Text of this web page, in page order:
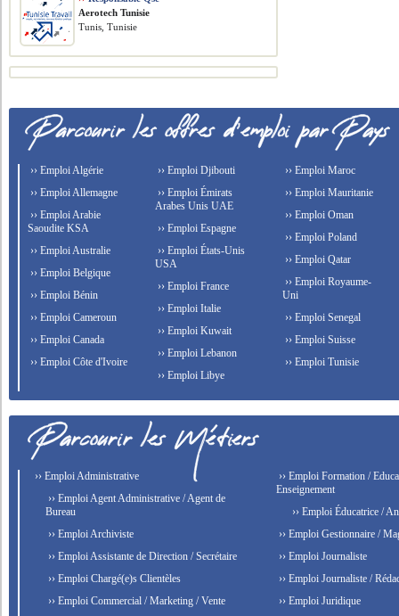
Aerotech Tunisie
Tunis, Tunisie
›› Emploi Algérie
›› Emploi Allemagne
›› Emploi Arabie
Saoudite KSA
›› Emploi Australie
›› Emploi Belgique
›› Emploi Bénin
›› Emploi Cameroun
›› Emploi Canada
›› Emploi Côte d'Ivoire
›› Emploi Djibouti
›› Emploi Émirats
Arabes Unis UAE
›› Emploi Espagne
›› Emploi États-Unis
USA
›› Emploi France
›› Emploi Italie
›› Emploi Kuwait
›› Emploi Lebanon
›› Emploi Libye
›› Emploi Maroc
›› Emploi Mauritanie
›› Emploi Oman
›› Emploi Poland
›› Emploi Qatar
›› Emploi Royaume-
Uni
›› Emploi Senegal
›› Emploi Suisse
›› Emploi Tunisie
›› Emploi Administrative
›› Emploi Agent Administrative / Agent de
Bureau
›› Emploi Archiviste
›› Emploi Assistante de Direction / Secrétaire
›› Emploi Chargé(e)s Clientèles
›› Emploi Commercial / Marketing / Vente
›› Emploi Formation /
Enseignement
›› Emploi Éducatrice /
›› Emploi Gestionnaire /
›› Emploi Journaliste
›› Emploi Journaliste /
›› Emploi Juridique